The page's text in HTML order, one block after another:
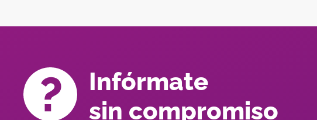
Infórmate
sin compromiso